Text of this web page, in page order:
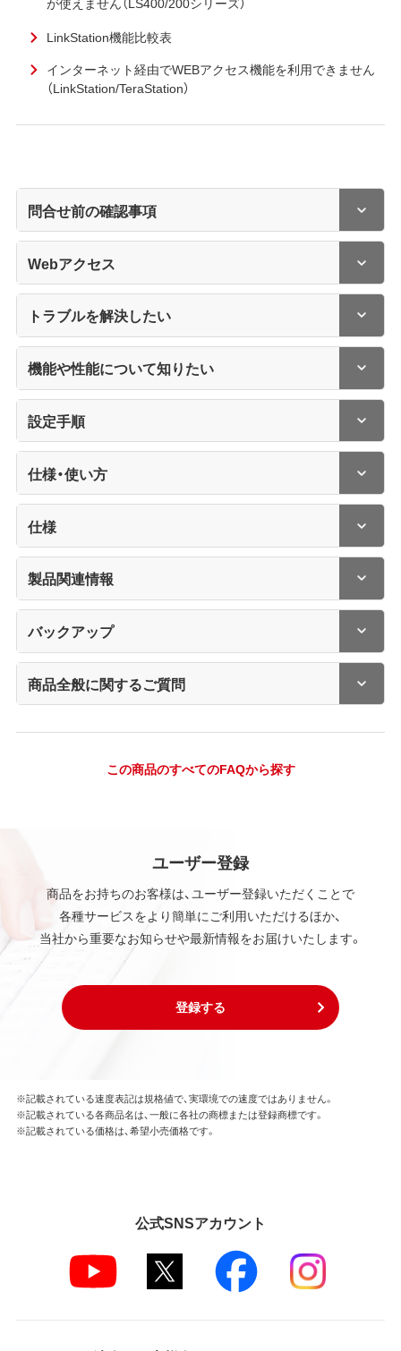
LinkStation機能比較表
インターネット経由でWEBアクセス機能を利用できません
（LinkStation/TeraStation）
問合せ前の確認事項
Webアクセス
トラブルを解決したい
機能や性能について知りたい
設定手順
仕様・使い方
仕様
製品関連情報
バックアップ
商品全般に関するご質問
この商品のすべてのFAQから探す
ユーザー登録
商品をお持ちのお客様は、ユーザー登録いただくことで
各種サービスをより簡単にご利用いただけるほか、
当社から重要なお知らせや最新情報をお届けいたします。
登録する
※記載されている速度表記は規格値で、実環境での速度ではありません。
※記載されている各商品名は、一般に各社の商標または登録商標です。
※記載されている価格は、希望小売価格です。
公式SNSアカウント